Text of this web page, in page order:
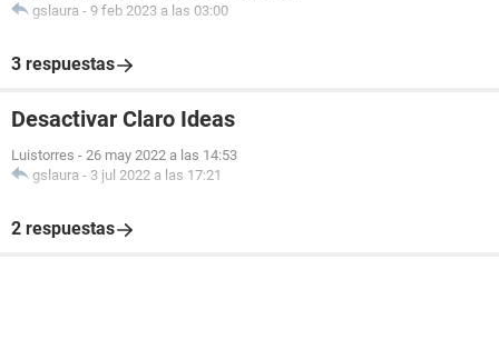
gslaura - 9 feb 2023 a las 03:00
3 respuestas
Desactivar Claro Ideas
Luistorres - 26 may 2022 a las 14:53
gslaura - 3 jul 2022 a las 17:21
2 respuestas